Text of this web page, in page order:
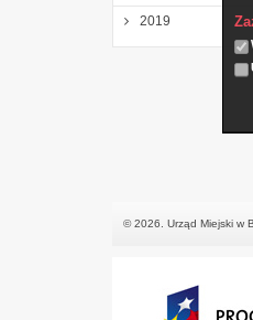
2019
© 2026. Urząd Miejski w